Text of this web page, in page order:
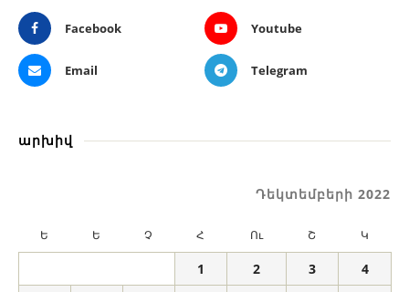
Facebook Youtube
Email Telegram
արխիվ
Դեկտեմբերի 2022
Ե Ե Չ Հ Ու Շ Կ
1 2 3
4